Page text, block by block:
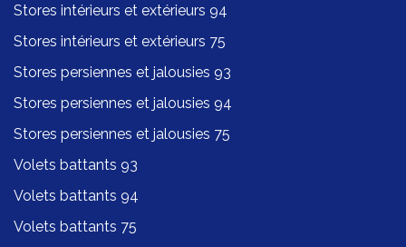
Stores intérieurs et extérieurs 94
Stores intérieurs et extérieurs 75
Stores persiennes et jalousies 93
Stores persiennes et jalousies 94
Stores persiennes et jalousies 75
Volets battants 93
Volets battants 94
Volets battants 75